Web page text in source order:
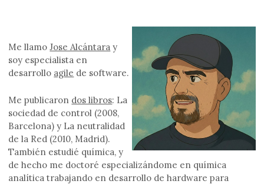
Me llamoJose Alcántara y
soy especialista en
desarrollo agile de software.
Me publicaron dos libros: La
sociedad de control (2008,
Barcelona) y La neutralidad
de la Red (2010, Madrid).
También estudié química, y
de hecho me doctoré especializándome en química
analítica trabajando en desarrollo de hardware para